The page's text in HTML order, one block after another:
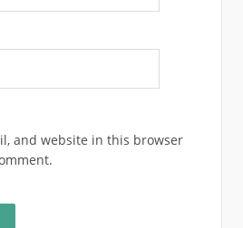
and website in this browser